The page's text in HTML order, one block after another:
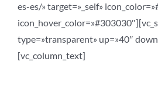
es-es/» target=»_self»
type=»transparent» up=»40″
[vc_column_text]